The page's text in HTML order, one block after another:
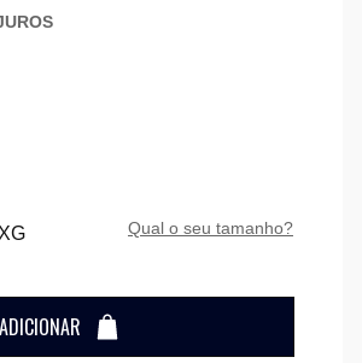
qual o seu tamanho?
ADICIONAR